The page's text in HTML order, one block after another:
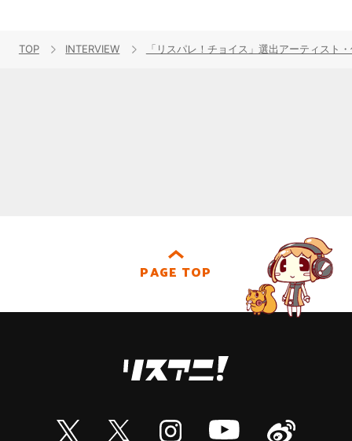
TOP INTERVIEW 「リスパレ！チョイス」選出アーティスト
PAGE TOP